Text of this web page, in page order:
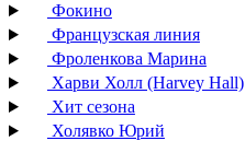
Фокино
Французская линия
Фроленкова Марина
Харви Холл (Harvey Hall)
Хит сезона
Холявко Юрий